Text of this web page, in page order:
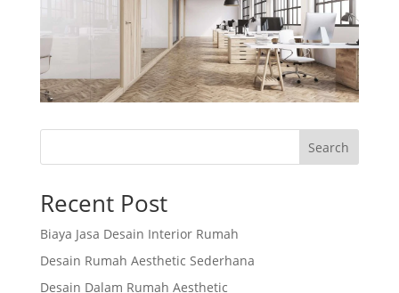
Search
Recent Post
Biaya Jasa Desain Interior Rumah
Desain Rumah Aesthetic Sederhana
Desain Dalam Rumah Aesthetic